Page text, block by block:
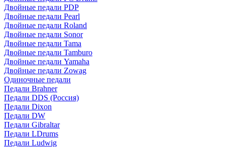
Двойные педали PDP
Двойные педали Pearl
Двойные педали Roland
Двойные педали Sonor
Двойные педали Tama
Двойные педали Tamburo
Двойные педали Yamaha
Двойные педали Zowag
Одиночные педали
Педали Brahner
Педали DDS (Россия)
Педали Dixon
Педали DW
Педали Gibraltar
Педали LDrums
Педали Ludwig